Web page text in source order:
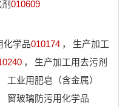
010609
化学品010174 ，
生产加工
，
生产加工用去污剂
工业用肥皂（含金属）
窗玻璃防污用化学品